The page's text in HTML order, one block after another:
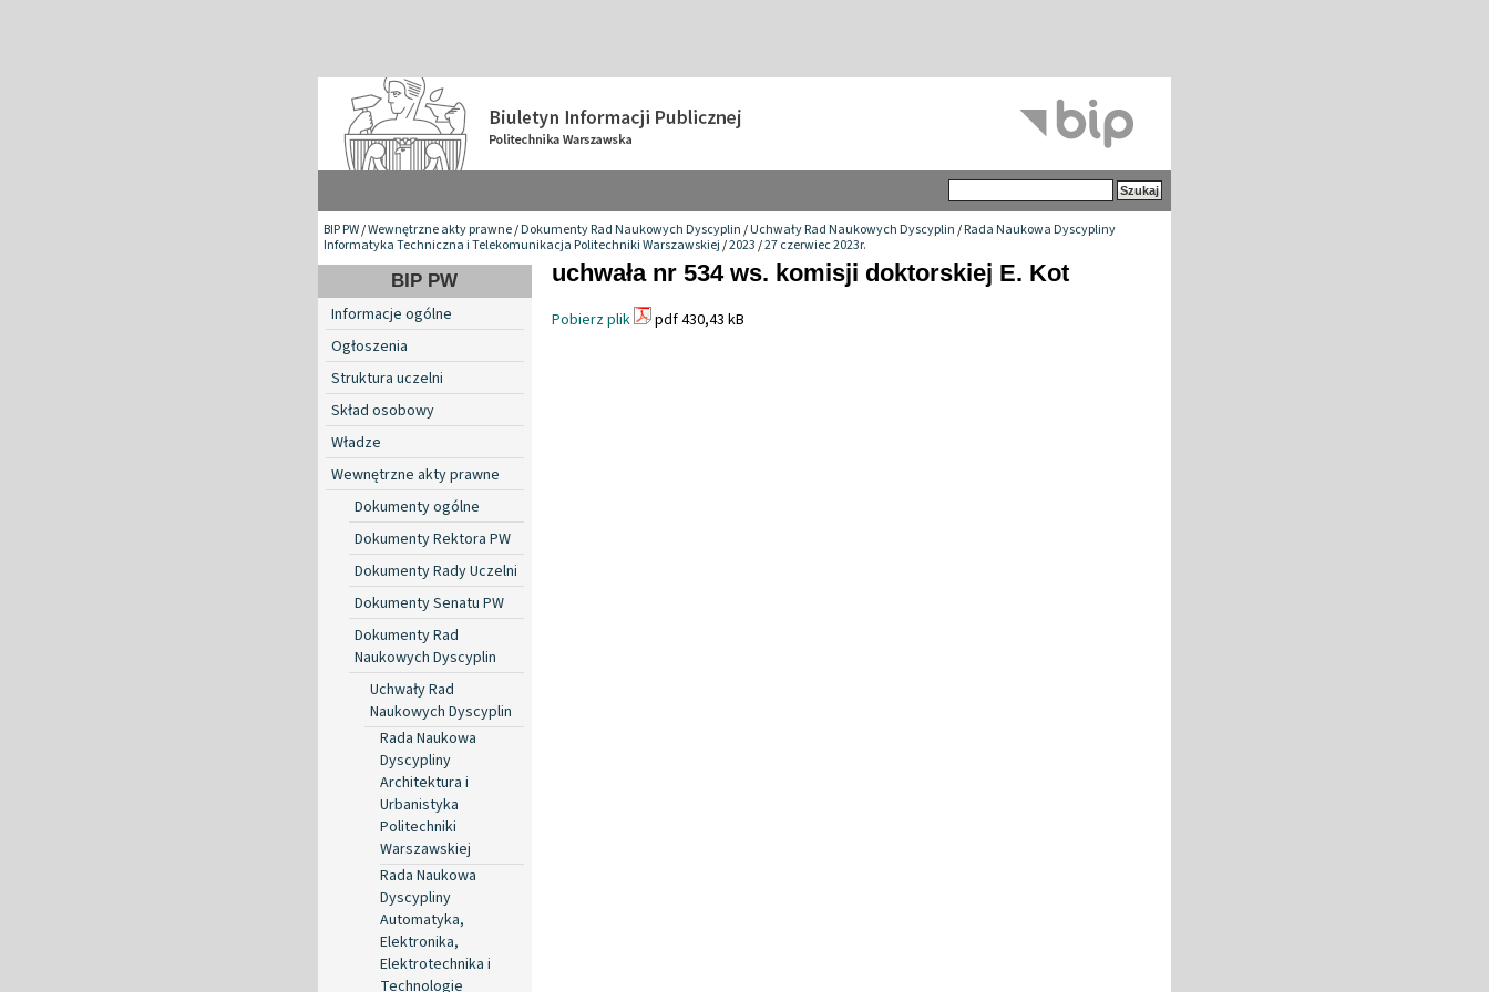
BIP PW/Wewnętrzne akty prawne/Dokumenty Rad Naukowych Dyscyplin/Uchwały Rad Naukowych Dyscyplin/Rada Naukowa Dyscypliny
Informatyka Techniczna i Telekomunikacja Politechniki Warszawskiej/2023/27 czerwiec 2023r.
BIP PW
Informacje ogólne
Ogłoszenia
Struktura uczelni
Skład osobowy
Władze
Wewnętrzne akty prawne
Dokumenty ogólne
Dokumenty Rektora PW
Dokumenty Rady Uczelni
Dokumenty Senatu PW
Dokumenty Rad
Naukowych Dyscyplin
Uchwały Rad
Naukowych Dyscyplin
Rada Naukowa
Dyscypliny
Architektura i
Urbanistyka
Politechniki
Warszawskiej
Rada Naukowa
Dyscypliny
Automatyka,
Elektronika,
Elektrotechnika i
Technologie
uchwała nr 534 ws. komisji doktorskiej E. Kot
Pobierz plik pdf 430,43 kB